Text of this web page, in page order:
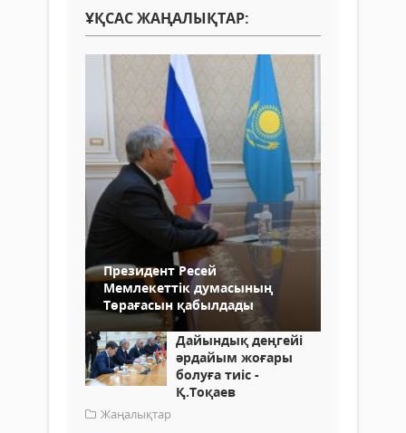
ҰҚСАС ЖАҢАЛЫҚТАР:
Президент Ресей
Мемлекеттік думасының
Төрағасын қабылдады
Дайындық деңгейі
әрдайым жоғары
болуға тиіс -
Қ.Тоқаев
Жаңалықтар